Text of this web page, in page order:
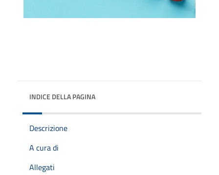
INDICE DELLA PAGINA
Descrizione
A cura di
Allegati